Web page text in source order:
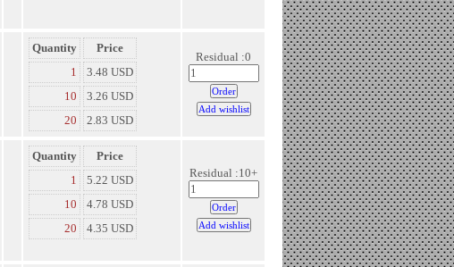
Quantity
Price
1
3.48 USD
10
3.26 USD
20
2.83 USD
Residual :0
Quantity
Price
1
5.22 USD
10
4.78 USD
20
4.35 USD
Residual :10+